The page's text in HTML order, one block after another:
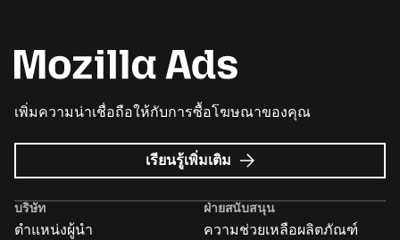
เพิ่มความน่าเชื่อถือให้กับการซื้อโฆษณาของคุณ
เรียนรู้เพิ่มเติม เกี่ยว
กับ
Ads
บริษัท
ตำแหน่งผู้นำ
ฝ่ายสนับสนุน
ความช่วยเหลือผลิตภัณฑ์